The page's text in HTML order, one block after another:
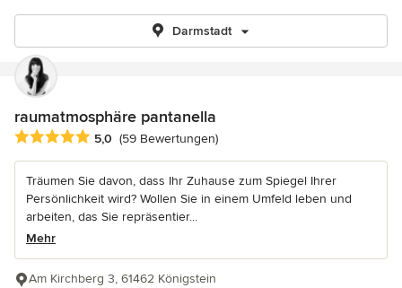
Darmstadt
raumatmosphäre pantanella
Durchschnittliche Bewertung: 5 von 5 Sternen
5,0 (59 Bewertungen)
Träumen Sie davon, dass Ihr Zuhause zum Spiegel Ihrer
Persönlichkeit wird? Wollen Sie in einem Umfeld leben und
arbeiten, das Sie repräsentier...
Mehr
Am Kirchberg 3, 61462 Königstein